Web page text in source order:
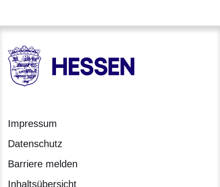
HESSEN - Hessische Landesregierung
Impressum
Datenschutz
Barriere melden
Inhaltsübersicht